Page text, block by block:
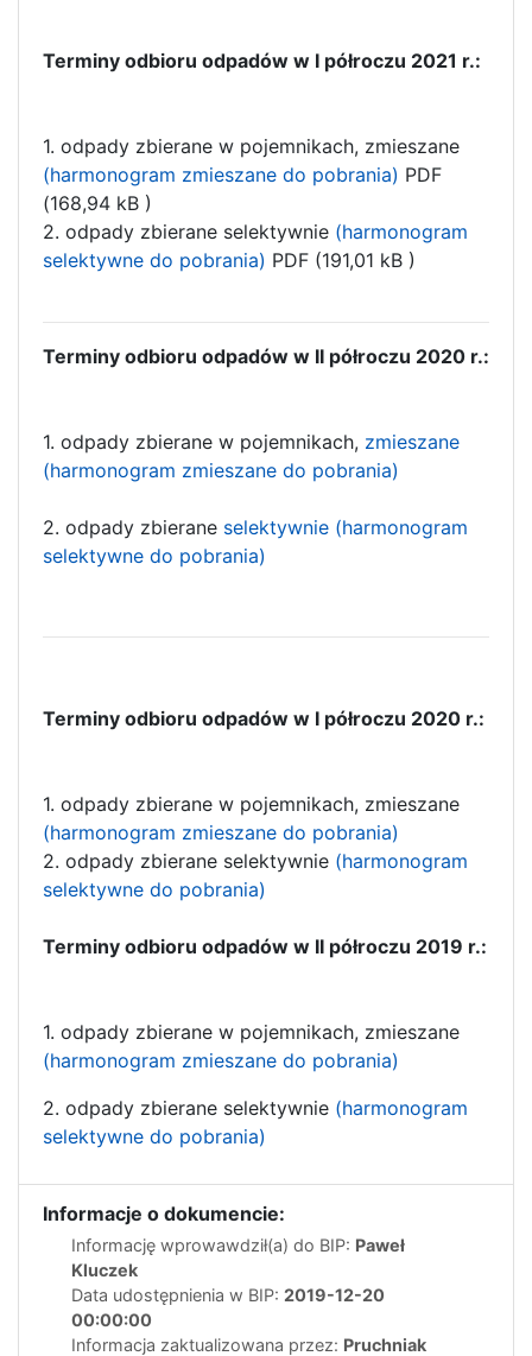
Terminy odbioru odpadów w I półroczu 2021 r.:
1. odpady zbierane w pojemnikach, zmieszane
(harmonogram zmieszane do pobrania) PDF
(168,94 kB )
2. odpady zbierane selektywnie (harmonogram
selektywne do pobrania) PDF (191,01 kB )
Terminy odbioru odpadów w II półroczu 2020 r.:
1. odpady zbierane w pojemnikach, zmieszane
(harmonogram zmieszane do pobrania)
2. odpady zbierane selektywnie (harmonogram
selektywne do pobrania)
Terminy odbioru odpadów w I półroczu 2020 r.:
1. odpady zbierane w pojemnikach, zmieszane
(harmonogram zmieszane do pobrania)
2. odpady zbierane selektywnie (harmonogram
selektywne do pobrania)
Terminy odbioru odpadów w II półroczu 2019 r.:
1. odpady zbierane w pojemnikach, zmieszane
(harmonogram zmieszane do pobrania)
2. odpady zbierane selektywnie (harmonogram
selektywne do pobrania)
Informacje o dokumencie:
Informację wprowawdził(a) do BIP: Paweł
Kluczek
Data udostępnienia w BIP: 2019-12-20
00:00:00
Informacja zaktualizowana przez: Pruchniak